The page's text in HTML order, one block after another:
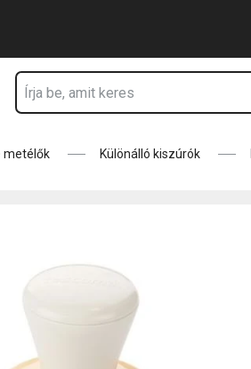
metélők Különálló kiszúrók